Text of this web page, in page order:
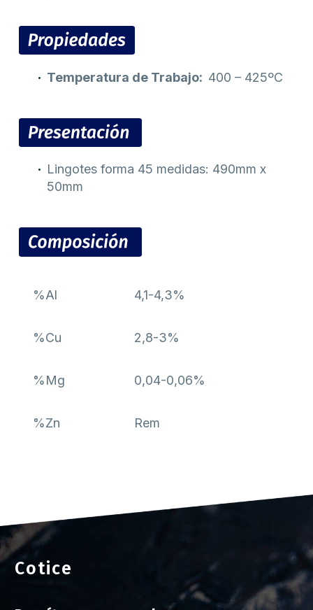
Temperatura de Trabajo: 400 – 425ºC
Lingotes forma 45 medidas: 490mm x
50mm
%Al 4,1-4,3%
%Cu 2,8-3%
%Mg 0,04-0,06%
%Zn Rem
Cotice